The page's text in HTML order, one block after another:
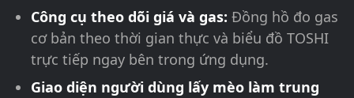
Công cụ theo dõi giá và gas: Đồng hồ đo gas
cơ bản theo thời gian thực và biểu đồ TOSHI
trực tiếp ngay bên trong ứng dụng.
Giao diện người dùng lấy mèo làm trung